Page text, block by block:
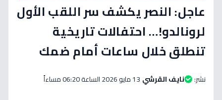
عاجل: النصر يكشف سر اللقب الأول
لرونالدو!… احتفالات تاريخية
تنطلق خلال ساعات أمام ضمك
نشر: نايف القرشي 13 مايو 2026 الساعة 06:20 مساءاً